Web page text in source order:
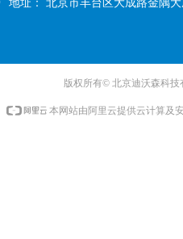
地址： 北京市丰台区大成路金隅
版权所有© 北京迪沃森科技
本网站由阿里云提供云计算及